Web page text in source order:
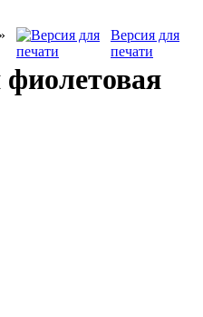
»
Версия для
печати